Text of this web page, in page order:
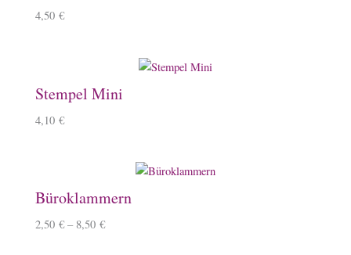
4,50 €
Stempel Mini
4,10 €
Büroklammern
2,50 € – 8,50 €